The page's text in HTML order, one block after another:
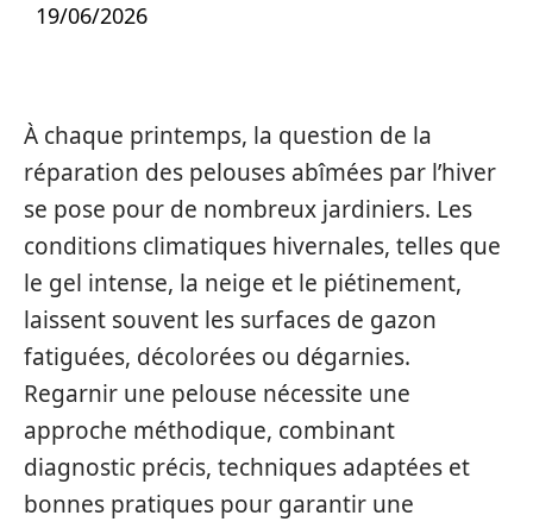
19/06/2026
À chaque printemps, la question de la
réparation des pelouses abîmées par l’hiver
se pose pour de nombreux jardiniers. Les
conditions climatiques hivernales, telles que
le gel intense, la neige et le piétinement,
laissent souvent les surfaces de gazon
fatiguées, décolorées ou dégarnies.
Regarnir une pelouse nécessite une
approche méthodique, combinant
diagnostic précis, techniques adaptées et
bonnes pratiques pour garantir une